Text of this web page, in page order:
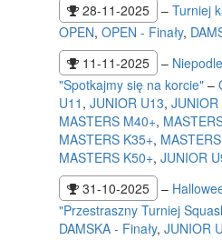
28-11-2025
– Turniej
OPEN, OPEN - Finały,
11-11-2025
–
"Spotkajmy się na korcie" –
U11 , JUNIOR U13,
MASTERS M40+,
MASTERS K35+,
MASTERS K50+, JUNIOR
31-10-2025
–
"Przestraszny Turniej
DAMSKA - Finały, JUNIOR